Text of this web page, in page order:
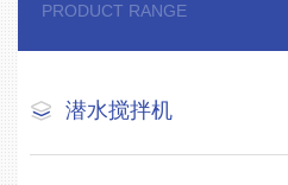
PRODUCT RANGE
潜水搅拌机